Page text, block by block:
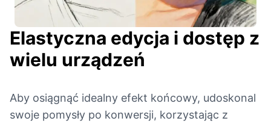
Elastyczna edycja i dostęp z
wielu urządzeń
Aby osiągnąć idealny efekt końcowy, udoskonal
swoje pomysły po konwersji, korzystając z